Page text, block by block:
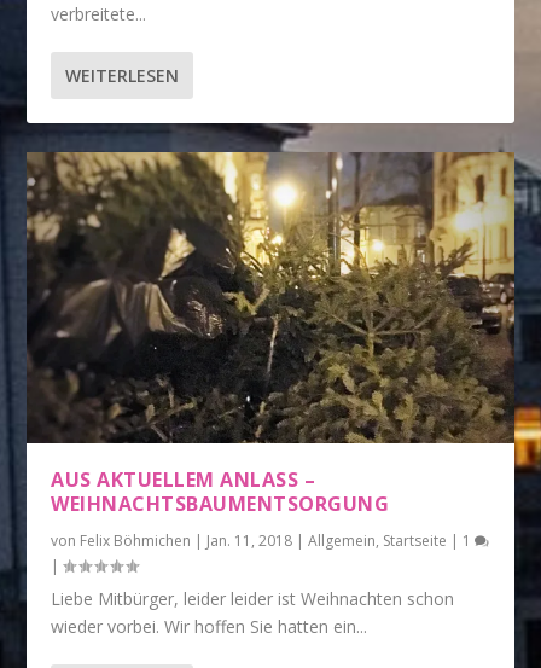
verbreitete...
WEITERLESEN
AUS AKTUELLEM ANLASS –
WEIHNACHTSBAUMENTSORGUNG
von Felix Böhmichen | Jan. 11, 2018 |Allgemein, Startseite | 1
|
Liebe Mitbürger, leider leider ist Weihnachten schon
wieder vorbei. Wir hoffen Sie hatten ein...